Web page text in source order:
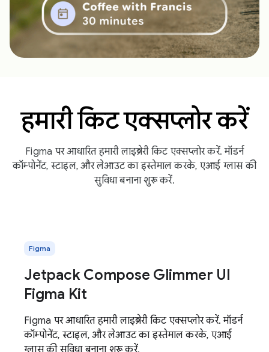
हमारी किट एक्सप्लोर करें
Figma पर आधारित हमारी लाइब्रेरी किट एक्सप्लोर करें. मॉडर्न
कॉम्पोनेंट, स्टाइल, और लेआउट का इस्तेमाल करके, एआई ग्लास की
सुविधा बनाना शुरू करें.
Figma
Jetpack Compose Glimmer UI
Figma Kit
Figma पर आधारित हमारी लाइब्रेरी किट एक्सप्लोर करें. मॉडर्न
कॉम्पोनेंट, स्टाइल, और लेआउट का इस्तेमाल करके, एआई
ग्लास की सुविधा बनाना शुरू करें.